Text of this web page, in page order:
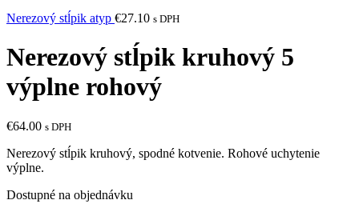
Nerezový stĺpik atyp €27.10 s DPH
Nerezový stĺpik kruhový 5
výplne rohový
€64.00 s DPH
Nerezový stĺpik kruhový, spodné kotvenie. Rohové uchytenie
výplne.
Dostupné na objednávku